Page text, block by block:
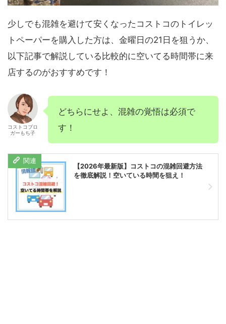
少しでも混雑を避けて安くなったコストコのトイレッ
トペーパーを購入した方は、金曜日の21日を狙うか、
以下記事で解説している比較的に空いてる時間帯に来
店するのがおすすめです！
コストコブロ
ガーもち子
どちらにせよ、混雑の覚悟は必須で
す！
【2026年最新版】コストコの混雑回避方法
を徹底解説！空いている時間を狙え！